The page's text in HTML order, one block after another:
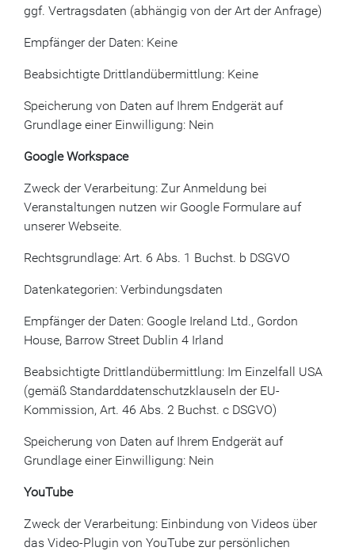
ggf. Vertragsdaten (abhängig von der Art der Anfrage)
Empfänger der Daten: Keine
Beabsichtigte Drittlandübermittlung: Keine
Speicherung von Daten auf Ihrem Endgerät auf
Grundlage einer Einwilligung: Nein
Google Workspace
Zweck der Verarbeitung: Zur Anmeldung bei
Veranstaltungen nutzen wir Google Formulare auf
unserer Webseite.
Rechtsgrundlage: Art. 6 Abs. 1 Buchst. b DSGVO
Datenkategorien: Verbindungsdaten
Empfänger der Daten: Google Ireland Ltd., Gordon
House, Barrow Street Dublin 4 Irland
Beabsichtigte Drittlandübermittlung: Im Einzelfall USA
(gemäß Standarddatenschutzklauseln der EU-
Kommission, Art. 46 Abs. 2 Buchst. c DSGVO)
Speicherung von Daten auf Ihrem Endgerät auf
Grundlage einer Einwilligung: Nein
YouTube
Zweck der Verarbeitung: Einbindung von Videos über
das Video-Plugin von YouTube zur persönlichen